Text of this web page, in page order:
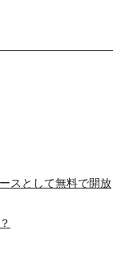
スとして無料で開放